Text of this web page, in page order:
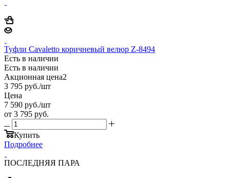
Туфли Cavaletto коричневый велюр Z-8494
Есть в наличии
Есть в наличии
Акционная цена2
3 795 руб./шт
Цена
7 590 руб./шт
от 3 795 руб.
Купить
Подробнее
ПОСЛЕДНЯЯ ПАРА